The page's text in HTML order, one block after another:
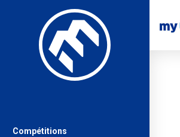
Compétitions